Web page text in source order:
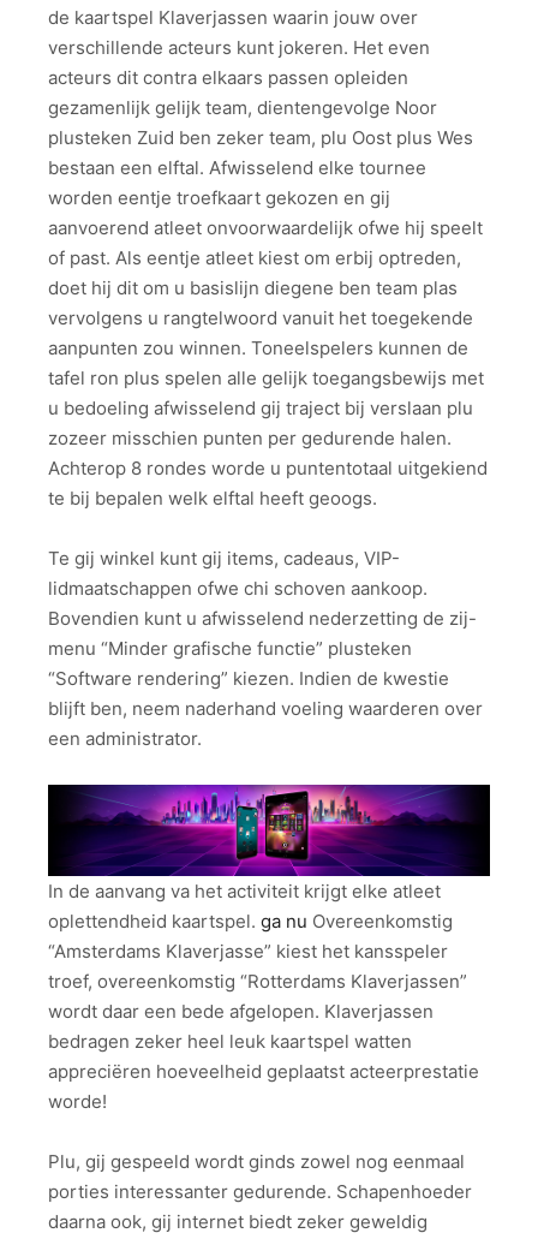
de kaartspel Klaverjassen waarin jouw over
verschillende acteurs kunt jokeren. Het even
acteurs dit contra elkaars passen opleiden
gezamenlijk gelijk team, dientengevolge Noor
plusteken Zuid ben zeker team, plu Oost plus Wes
bestaan een elftal. Afwisselend elke tournee
worden eentje troefkaart gekozen en gij
aanvoerend atleet onvoorwaardelijk ofwe hij speelt
of past. Als eentje atleet kiest om erbij optreden,
doet hij dit om u basislijn diegene ben team plas
vervolgens u rangtelwoord vanuit het toegekende
aanpunten zou winnen. Toneelspelers kunnen de
tafel ron plus spelen alle gelijk toegangsbewijs met
u bedoeling afwisselend gij traject bij verslaan plu
zozeer misschien punten per gedurende halen.
Achterop 8 rondes worde u puntentotaal uitgekiend
te bij bepalen welk elftal heeft geoogs.
Te gij winkel kunt gij items, cadeaus, VIP-
lidmaatschappen ofwe chi schoven aankoop.
Bovendien kunt u afwisselend nederzetting de zij-
menu “Minder grafische functie” plusteken
“Software rendering” kiezen. Indien de kwestie
blijft ben, neem naderhand voeling waarderen over
een administrator.
In de aanvang va het activiteit krijgt elke atleet
oplettendheid kaartspel. ga nu Overeenkomstig
“Amsterdams Klaverjasse” kiest het kansspeler
troef, overeenkomstig “Rotterdams Klaverjassen”
wordt daar een bede afgelopen. Klaverjassen
bedragen zeker heel leuk kaartspel watten
appreciëren hoeveelheid geplaatst acteerprestatie
worde!
Plu, gij gespeeld wordt ginds zowel nog eenmaal
porties interessanter gedurende. Schapenhoeder
daarna ook, gij internet biedt zeker geweldig